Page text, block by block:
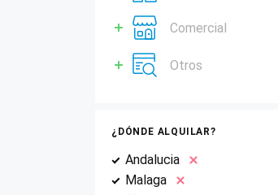
Comercial
Otros
¿DÓNDE ALQUILAR?
Andalucia
Malaga